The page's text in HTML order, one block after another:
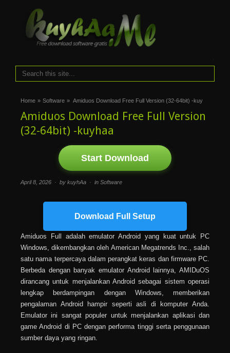
Home » Software » Amiduos Download Free Full Version (32-64bit) -kuy
Amiduos Download Free Full Version
(32-64bit) -kuyhaa
Start Download
April 8, 2026 · by kuyhAa · in Software
Download Full Setup
Amiduos Full adalah emulator Android yang kuat untuk PC
Windows, dikembangkan oleh American Megatrends Inc., salah
satu nama terpercaya dalam perangkat keras dan firmware PC.
Berbeda dengan banyak emulator Android lainnya, AMIDuOS
dirancang untuk menjalankan Android sebagai sistem operasi
lengkap berdampingan dengan Windows, memberikan
pengalaman Android hampir seperti asli di komputer Anda.
Emulator ini sangat populer untuk menjalankan aplikasi dan
game Android di PC dengan performa tinggi serta penggunaan
sumber daya yang ringan.